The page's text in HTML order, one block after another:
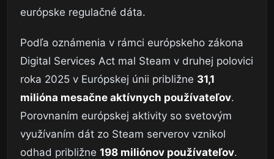
európske regulačné dáta.
Podľa oznámenia v rámci európskeho zákona
Digital Services Act mal Steam v druhej polovici
roka 2025 v Európskej únii približne 31,1
milióna mesačne aktívnych používateľov.
Porovnaním európskej aktivity so svetovým
využívaním dát zo Steam serverov vznikol
odhad približne 198 miliónov používateľov.